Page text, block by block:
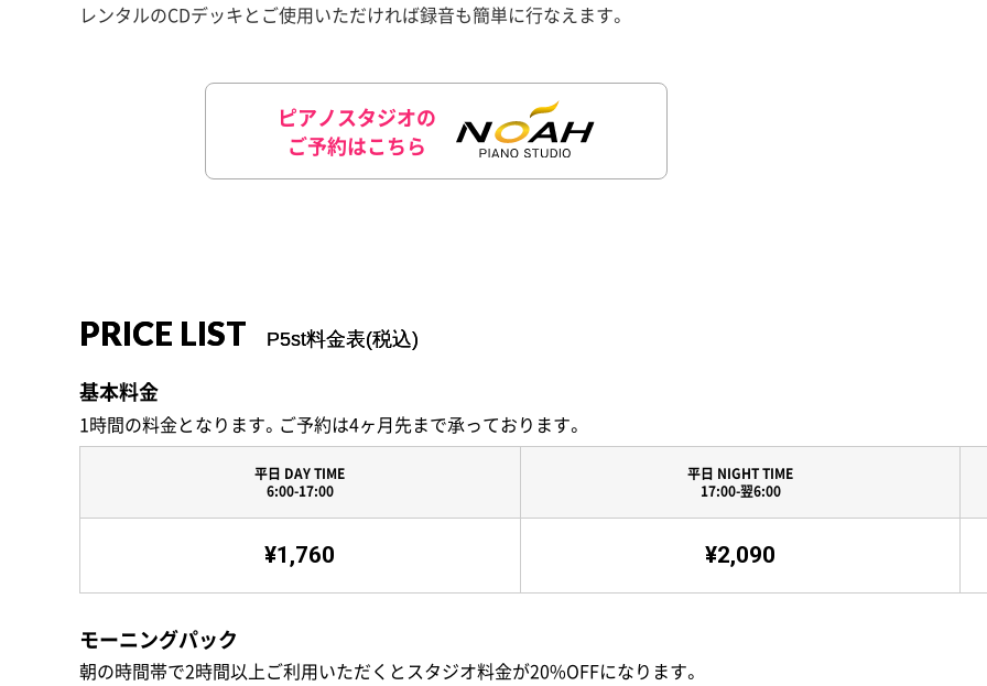
レンタルのCDデッキとご使用いただければ録音も簡単に行なえます。
ピアノスタジオの
ご予約はこちら
PRICE LIST P5st料金表(税込)
基本料金
1時間の料金となります。ご予約は4ヶ月先まで承っております。
平日 DAY TIME
6:00-17:00
¥1,760
平日 NIGHT TIME
17:00-翌6:00
¥2,090
モーニングパック
朝の時間帯で2時間以上ご利用いただくとスタジオ料金が20%OFFになります。